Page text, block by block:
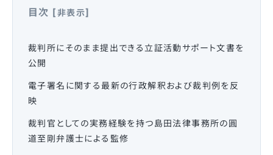
目次 [非表示]
裁判所にそのまま提出できる立証活動サポート文書を
公開
電子署名に関する最新の行政解釈および裁判例を反
映
裁判官としての実務経験を持つ島田法律事務所の圓
道至剛弁護士による監修